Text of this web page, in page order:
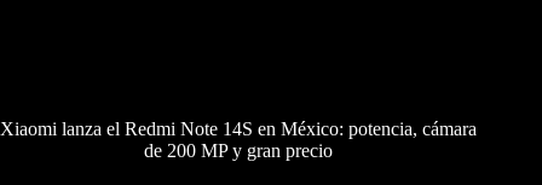
Xiaomi lanza el Redmi Note 14S en México: potencia, cámara
de 200 MP y gran precio